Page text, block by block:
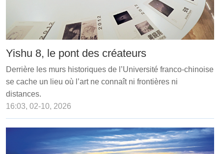
Yishu 8, le pont des créateurs
Derrière les murs historiques de l’Université franco-chinoise
se cache un lieu où l’art ne connaît ni frontières ni
distances.
16:03, 02-10, 2026